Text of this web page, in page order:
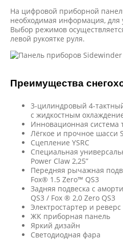
На цифровой приборной
необходимая информация, для
Выбор режимов
левой рукоятке руля.
Преимущества
3-цилиндровый 4-
с жидкостным
Инновационная система
Лёгкое и прочное шасси
Сцепление YSRC
Специальная
Power Claw 2,25”
Передняя рычажная
Fox® 1.5 Zero™ QS3
Задняя подвеска с
QS3 / Fox ® 2,0 Zero QS3
Электростартер и
ЖК приборная панель
Яркий дизайн
Светодиодная фара